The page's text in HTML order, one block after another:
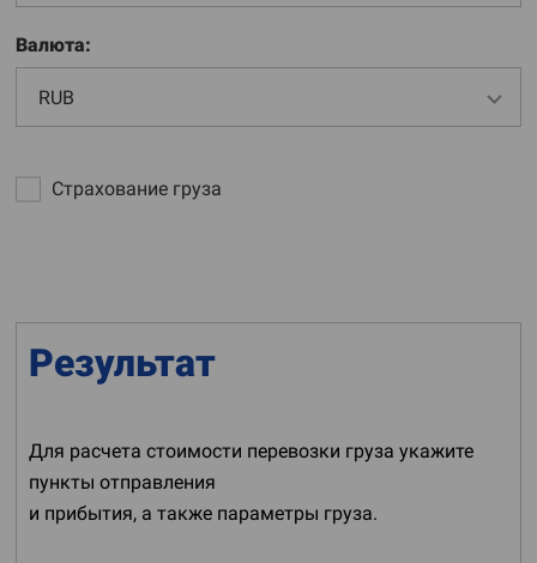
RUB
Валюта:
Страхование груза
Результат
Для расчета стоимости перевозки груза укажите
пункты отправления
и прибытия, а также параметры груза.